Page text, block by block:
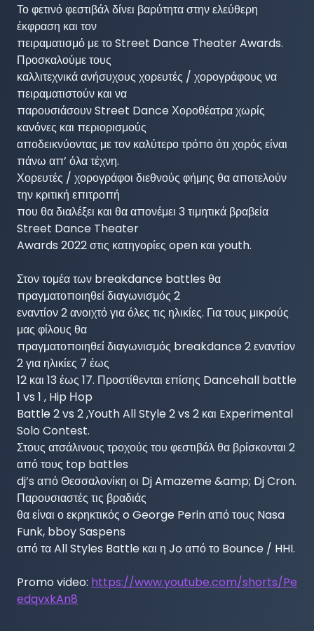
Το φετινό φεστιβάλ δίνει βαρύτητα στην ελεύθερη
έκφραση και τον
πειραματισμό με το Street Dance Theater Awards.
Προσκαλούμε τους
καλλιτεχνικά ανήσυχους χορευτές / χορογράφους να
πειραματιστούν και να
παρουσιάσουν Street Dance Χοροθέατρα χωρίς
κανόνες και περιορισμούς
αποδεικνύοντας με τον καλύτερο τρόπο ότι χορός είναι
πάνω απ’ όλα τέχνη.
Χορευτές / χορογράφοι διεθνούς φήμης θα αποτελούν
την κριτική επιτροπή
που θα διαλέξει και θα απονέμει 3 τιμητικά βραβεία
Street Dance Theater
Awards 2022 στις κατηγορίες open και youth.
Στον τομέα των breakdance battles θα
πραγματοποιηθεί διαγωνισμός 2
εναντίον 2 ανοιχτό για όλες τις ηλικίες. Για τους μικρούς
μας φίλους θα
πραγματοποιηθεί διαγωνισμός breakdance 2 εναντίον
2 για ηλικίες 7 έως
12 και 13 έως 17. Προστίθενται επίσης Dancehall battle
1 vs 1 , Hip Ηop
Battle 2 vs 2 ,Youth All Style 2 vs 2 και Experimental
Solo Contest.
Στους ατσάλινους τροχούς του φεστιβάλ θα βρίσκονται 2
από τους top battles
dj’s από Θεσσαλονίκη οι Dj Amazeme &amp; Dj Cron.
Παρουσιαστές τις βραδιάς
θα είναι ο εκρηκτικός o George Perin από τους Nasa
Funk, bboy Saspens
από τα All Styles Battle και η Jo από το Bounce / HHI.
Promo video: https://www.youtube.com/shorts/Pe
edqvxkAn8